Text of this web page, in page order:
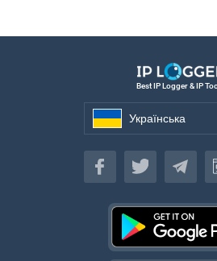
Best IP Logger & IP
Українська
Українська